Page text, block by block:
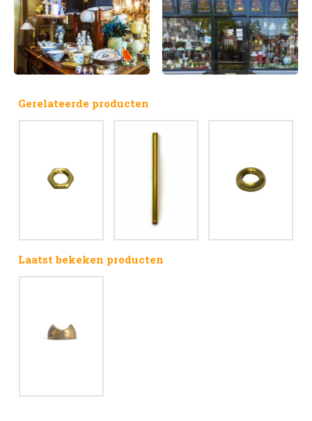
Gerelateerde producten
Laatst bekeken producten